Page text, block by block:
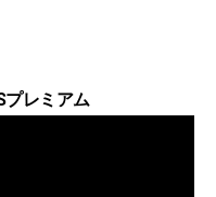
プレミアム